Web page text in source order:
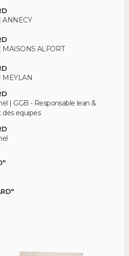
ANNECY
MAISONS ALFORT
MEYLAN
| GGB - Responsable lean &
equipes